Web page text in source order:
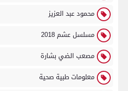
محمود عبد العزيز
مسلسل عشم 2018
مصعب الضي بشارة
معلومات طبية صحية